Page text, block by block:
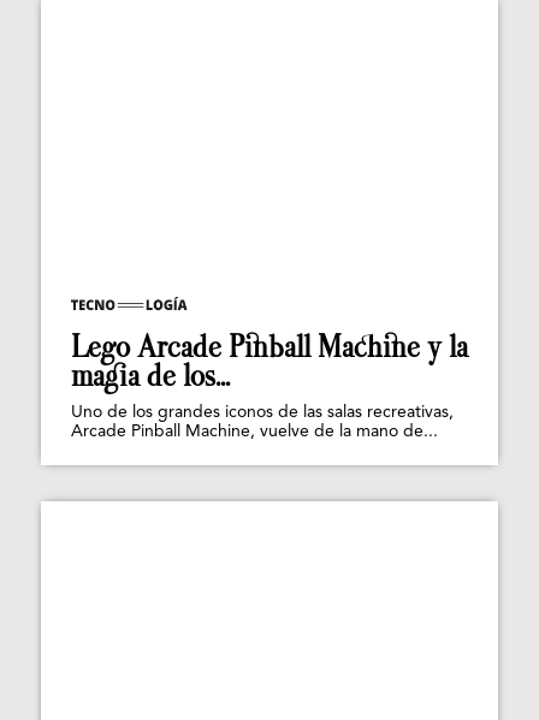
Lego Arcade Pinball Machine y la
magia de los...
Uno de los grandes iconos de las salas recreativas,
Arcade Pinball Machine, vuelve de la mano de...